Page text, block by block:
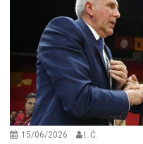
15/06/2026 I. Ć.